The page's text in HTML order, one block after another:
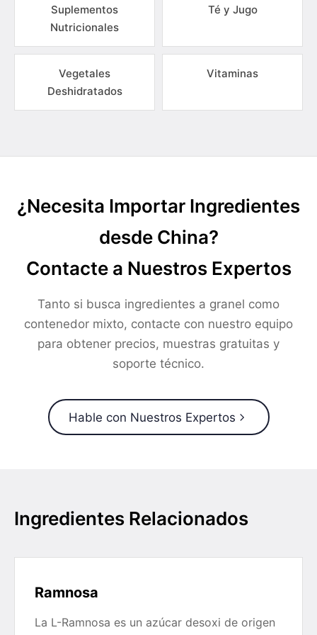
Suplementos
Nutricionales
Té y Jugo
Vegetales
Deshidratados
Vitaminas
¿Necesita Importar Ingredientes
desde China?
Contacte a Nuestros Expertos
Tanto si busca ingredientes a granel como
contenedor mixto, contacte con nuestro equipo
para obtener precios, muestras gratuitas y
soporte técnico.
Hable con Nuestros Expertos
Ingredientes Relacionados
Ramnosa
La L-Ramnosa es un azúcar desoxi de origen